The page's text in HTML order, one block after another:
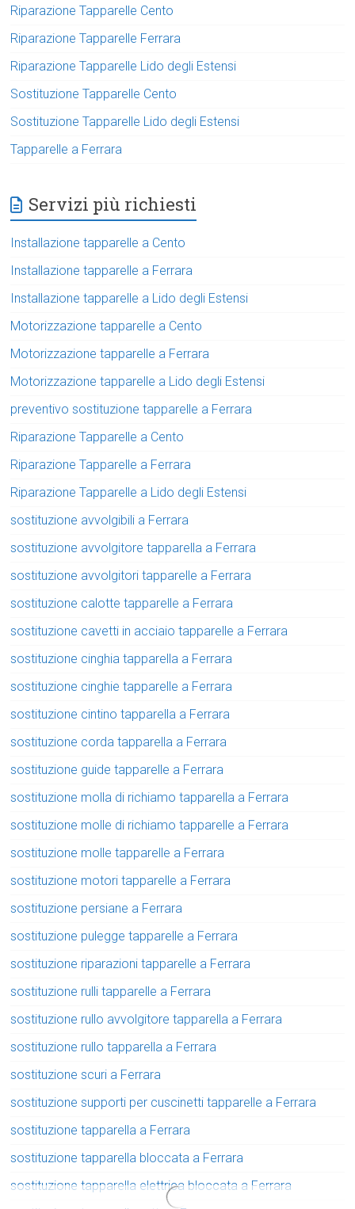
Riparazione Tapparelle Cento
Riparazione Tapparelle Ferrara
Riparazione Tapparelle Lido degli Estensi
Sostituzione Tapparelle Cento
Sostituzione Tapparelle Lido degli Estensi
Tapparelle a Ferrara
Servizi più richiesti
Installazione tapparelle a Cento
Installazione tapparelle a Ferrara
Installazione tapparelle a Lido degli Estensi
Motorizzazione tapparelle a Cento
Motorizzazione tapparelle a Ferrara
Motorizzazione tapparelle a Lido degli Estensi
preventivo sostituzione tapparelle a Ferrara
Riparazione Tapparelle a Cento
Riparazione Tapparelle a Ferrara
Riparazione Tapparelle a Lido degli Estensi
sostituzione avvolgibili a Ferrara
sostituzione avvolgitore tapparella a Ferrara
sostituzione avvolgitori tapparelle a Ferrara
sostituzione calotte tapparelle a Ferrara
sostituzione cavetti in acciaio tapparelle a Ferrara
sostituzione cinghia tapparella a Ferrara
sostituzione cinghie tapparelle a Ferrara
sostituzione cintino tapparella a Ferrara
sostituzione corda tapparella a Ferrara
sostituzione guide tapparelle a Ferrara
sostituzione molla di richiamo tapparella a Ferrara
sostituzione molle di richiamo tapparelle a Ferrara
sostituzione molle tapparelle a Ferrara
sostituzione motori tapparelle a Ferrara
sostituzione persiane a Ferrara
sostituzione pulegge tapparelle a Ferrara
sostituzione riparazioni tapparelle a Ferrara
sostituzione rulli tapparelle a Ferrara
sostituzione rullo avvolgitore tapparella a Ferrara
sostituzione rullo tapparella a Ferrara
sostituzione scuri a Ferrara
sostituzione supporti per cuscinetti tapparelle a Ferrara
sostituzione tapparella a Ferrara
sostituzione tapparella bloccata a Ferrara
sostituzione tapparella elettrica bloccata a Ferrara